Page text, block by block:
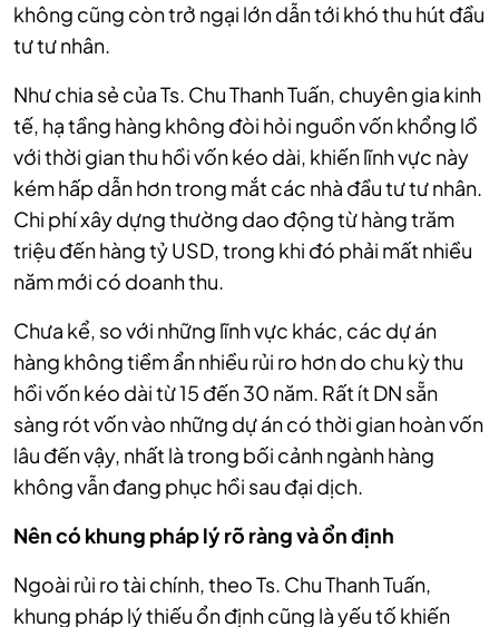
không cũng còn trở ngại lớn dẫn tới khó thu hút đầu
tư tư nhân.
Như chia sẻ của Ts. Chu Thanh Tuấn, chuyên gia kinh
tế, hạ tầng hàng không đòi hỏi nguồn vốn khổng lồ
với thời gian thu hồi vốn kéo dài, khiến lĩnh vực này
kém hấp dẫn hơn trong mắt các nhà đầu tư tư nhân.
Chi phí xây dựng thường dao động từ hàng trăm
triệu đến hàng tỷ USD, trong khi đó phải mất nhiều
năm mới có doanh thu.
Chưa kể, so với những lĩnh vực khác, các dự án
hàng không tiềm ẩn nhiều rủi ro hơn do chu kỳ thu
hồi vốn kéo dài từ 15 đến 30 năm. Rất ít DN sẵn
sàng rót vốn vào những dự án có thời gian hoàn vốn
lâu đến vậy, nhất là trong bối cảnh ngành hàng
không vẫn đang phục hồi sau đại dịch.
Nên có khung pháp lý rõ ràng và ổn định
Ngoài rủi ro tài chính, theo Ts. Chu Thanh Tuấn,
khung pháp lý thiếu ổn định cũng là yếu tố khiến